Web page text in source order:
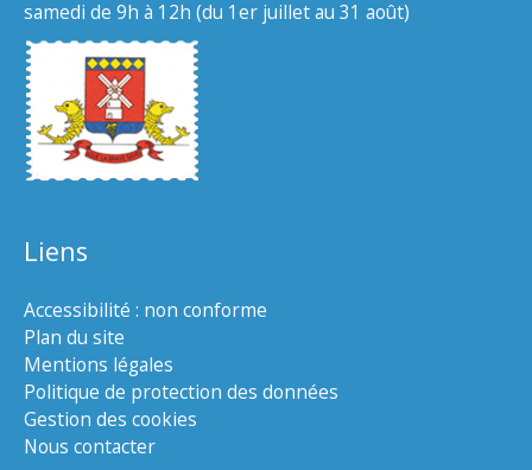
samedi de 9h à 12h (du 1er juillet au 31 août)
Liens
Accessibilité : non conforme
Plan du site
Mentions légales
Politique de protection des données
Gestion des cookies
Nous contacter